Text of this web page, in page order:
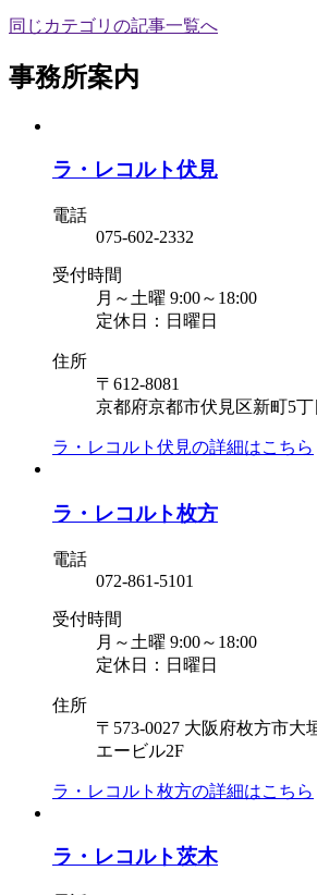
同じカテゴリの記事⼀覧へ
事務所案内
ラ・レコルト伏見
電話
075-602-2332
受付時間
月～土曜 9:00～18:00
定休日：日曜日
住所
〒612-8081
京都府京都市伏見区新町5丁
ラ・レコルト伏見の詳細はこちら
ラ・レコルト枚方
電話
072-861-5101
受付時間
月～土曜 9:00～18:00
定休日：日曜日
住所
〒573-0027 大阪府枚方市大
エービル2F
ラ・レコルト枚方の詳細はこちら
ラ・レコルト茨木